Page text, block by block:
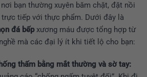
bạn thường xuyên băm chặt, đặt nồi
tiếp với thực phẩm. Dưới đây là
đá bếpxương máu được tổng hợp từ
mà các đại lý ít khi tiết lộ cho bạn:
thấm bằng mắt thường và sờ tay: